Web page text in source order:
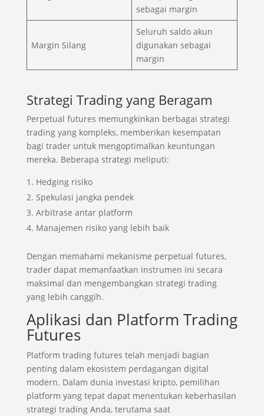
sebagai margin
Margin Silang
Seluruh saldo akun
digunakan sebagai
margin
Strategi Trading yang Beragam
Perpetual futures memungkinkan berbagai strategi
trading yang kompleks, memberikan kesempatan
bagi trader untuk mengoptimalkan keuntungan
mereka. Beberapa strategi meliputi:
Hedging risiko
Spekulasi jangka pendek
Arbitrase antar platform
Manajemen risiko yang lebih baik
Dengan memahami mekanisme perpetual futures,
trader dapat memanfaatkan instrumen ini secara
maksimal dan mengembangkan strategi trading
yang lebih canggih.
Aplikasi dan Platform Trading
Futures
Platform trading futures telah menjadi bagian
penting dalam ekosistem perdagangan digital
modern. Dalam dunia investasi kripto, pemilihan
platform yang tepat dapat menentukan keberhasilan
strategi trading Anda, terutama saat